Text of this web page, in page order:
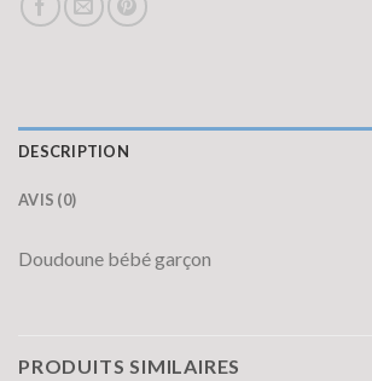
DESCRIPTION
AVIS (0)
Doudoune bébé garçon
PRODUITS SIMILAIRES